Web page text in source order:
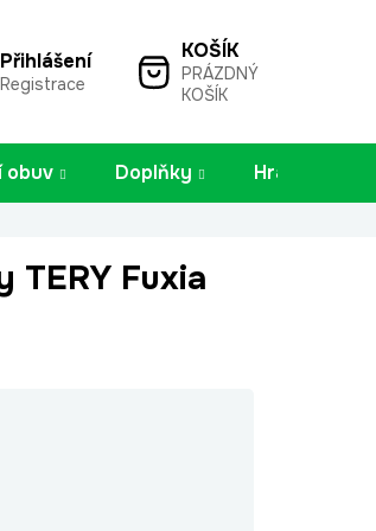
Přihlášení
Registrace
NÁKUPNÍ
KOŠÍK
PRÁZDNÝ
KOŠÍK
obuv Doplňky Hračky
Fuxia